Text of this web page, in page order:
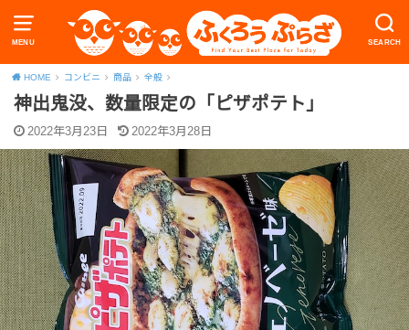
MENU SEARCH
HOME コンビニ 商品 全般
神出鬼没、数量限定の「ピザポテト」
2022年3月23日 2022年3月28日